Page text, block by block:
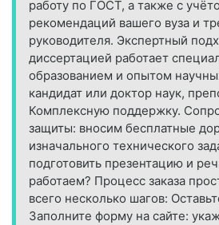
работу по ГОСТ, а также с
рекомендаций вашего вуза и
руководителя. Экспертный
диссертацией работает
образованием и опытом
кандидат или доктор наук,
Комплексную поддержку.
защиты: вносим бесплатные
изначального технического
подготовить презентацию и
работаем? Процесс заказа
всего несколько шагов:
Заполните форму на сайте: